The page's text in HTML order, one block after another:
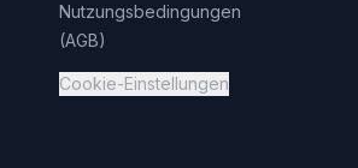
Nutzungsbedingungen
(AGB)
Cookie-Einstellungen